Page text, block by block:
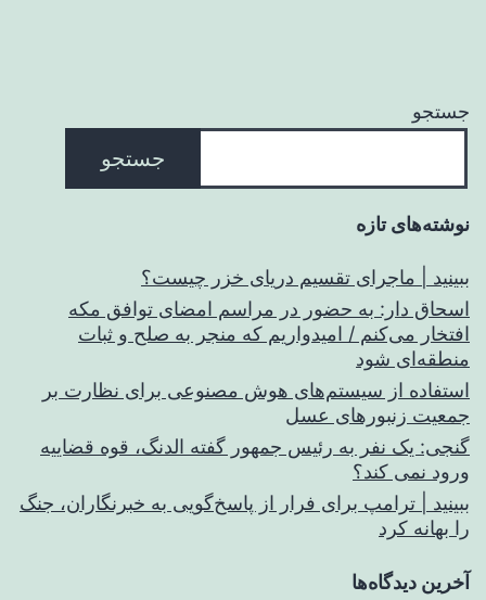
جستجو
جستجو
نوشته‌های تازه
ببینید | ماجرای تقسیم دریای خزر چیست؟
اسحاق‌ دار: به حضور در مراسم امضای توافق مکه
افتخار می‌کنم / امیدواریم که منجر به صلح و ثبات
منطقه‌ای شود
استفاده از سیستم‌های هوش مصنوعی برای نظارت بر
جمعیت زنبورهای عسل
گنجی: یک نفر به رئیس جمهور گفته الدنگ، قوه قضاییه
ورود نمی کند؟
ببینید | ترامپ برای فرار از پاسخ‌گویی به خبرنگاران، جنگ
را بهانه کرد
آخرین دیدگاه‌ها